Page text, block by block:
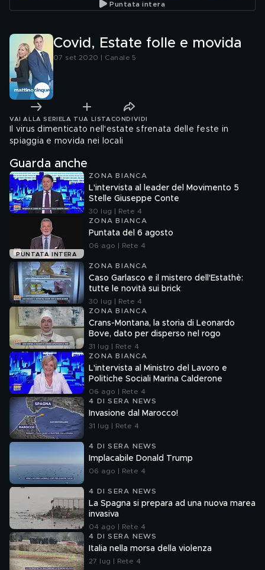
Puntata intera
Covid, Estate folle e movida
07 set 2020 | Canale 5
VAI ALLA SERIE LA TUA LISTA CONDIVIDI
Il virus dimenticato nell'estate sfrenata delle feste in
spiaggia e movida nei locali
Guarda anche
ZONA BIANCA
L'intervista al leader del Movimento 5
Stelle Giuseppe Conte
30 lug | Rete 4
PUNTATA INTERA
ZONA BIANCA
Puntata del 6 agosto
06 ago | Rete 4
ZONA BIANCA
Caso Garlasco e il mistero dell'Estathè:
tutte le novità sui brick
30 lug | Rete 4
ZONA BIANCA
Crans-Montana, la storia di Leonardo
Bove, dato per disperso nel rogo
31 lug | Rete 4
ZONA BIANCA
L'intervista al Ministro del Lavoro e
Politiche Sociali Marina Calderone
06 ago | Rete 4
4 DI SERA NEWS
Invasione dal Marocco!
31 lug | Rete 4
4 DI SERA NEWS
Implacabile Donald Trump
06 ago | Rete 4
4 DI SERA NEWS
La Spagna si prepara ad una nuova marea
invasiva
04 ago | Rete 4
4 DI SERA NEWS
Italia nella morsa della violenza
27 lug | Rete 4